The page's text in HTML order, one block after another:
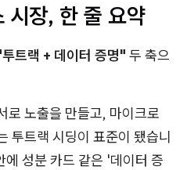
장, 한 줄 요약
트랙 + 데이터 증명" 두 축으
로 노출을 만들고, 마이크로
투트랙 시딩이 표준이 됐습니
성분 카드 같은 '데이터 증